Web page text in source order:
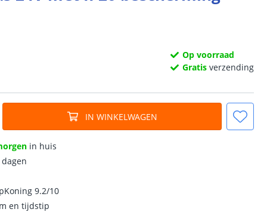
Op voorraad
Gratis verzending
IN WINKELWAGEN
in huis
9.2/10
en tijdstip